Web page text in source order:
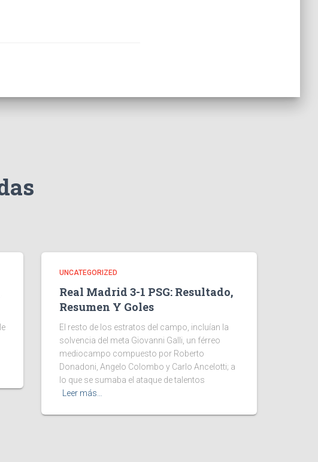
UNCATEGORIZED
Real Madrid 3-1 PSG: Resultado,
Resumen Y Goles
El resto de los estratos del campo, incluían la
solvencia del meta Giovanni Galli, un férreo
mediocampo compuesto por Roberto
Donadoni, Angelo Colombo y Carlo Ancelotti; a
lo que se sumaba el ataque de talentos
Leer más…